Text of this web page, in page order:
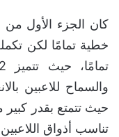
خطية تمامًا لكن
والسماح للاعبين
حيث تتمتع بقدر
تناسب أذواق